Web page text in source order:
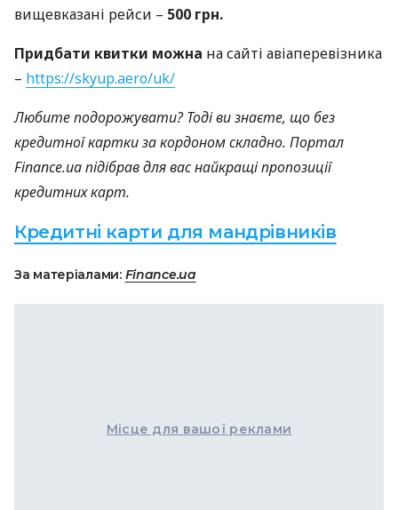
вищевказані рейси – 500 грн.
Придбати квитки можна на сайті авіаперевізника
– https://skyup.aero/uk/
Любите подорожувати? Тоді ви знаєте, що без
кредитної картки за кордоном складно. Портал
Finance.ua підібрав для вас найкращі пропозиції
кредитних карт.
Кредитні карти для мандрівників
За матеріалами: Finance.ua
Місце для вашої реклами